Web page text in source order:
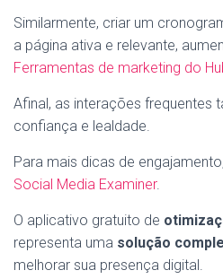
Similarmente, criar um
a página ativa e relevante,
Ferramentas de marketing do
Afinal, as interações frequentes
confiança e lealdade.
Para mais dicas de
Social Media Examiner.
O aplicativo gratuito de
representa uma solução
melhorar sua presença digital.